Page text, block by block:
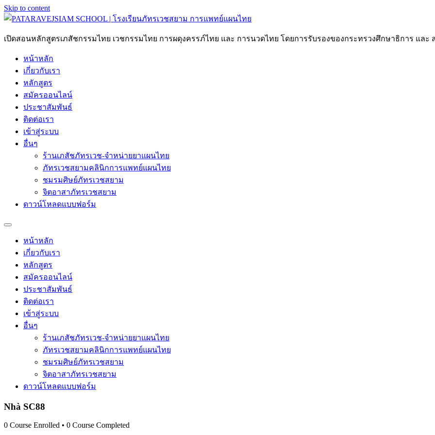
Skip to content
เปิดสอนหลักสูตรเภสัชกรรมไทย เวชกรรมไทย การผดุงครรภ์ไทย และ การนวดไทย โดยการรับรองของกระทรวงศึกษาธิการ และ
หน้าหลัก
เกี่ยวกับเรา
หลักสูตร
สมัครออนไลน์
ประชาสัมพันธ์
ติดต่อเรา
เข้าสู่ระบบ
อื่นๆ
ร้านเภสัชภัทรเวช-จำหน่ายยาแผนไทย
ภัทรเวชสยามคลินิกการแพทย์แผนไทย
ชมรมศิษย์ภัทรเวชสยาม
จิตอาสาภัทรเวชสยาม
ดาวน์โหลดแบบฟอร์ม
หน้าหลัก
เกี่ยวกับเรา
หลักสูตร
สมัครออนไลน์
ประชาสัมพันธ์
ติดต่อเรา
เข้าสู่ระบบ
อื่นๆ
ร้านเภสัชภัทรเวช-จำหน่ายยาแผนไทย
ภัทรเวชสยามคลินิกการแพทย์แผนไทย
ชมรมศิษย์ภัทรเวชสยาม
จิตอาสาภัทรเวชสยาม
ดาวน์โหลดแบบฟอร์ม
Nhà SC88
0 Course Enrolled • 0 Course Completed